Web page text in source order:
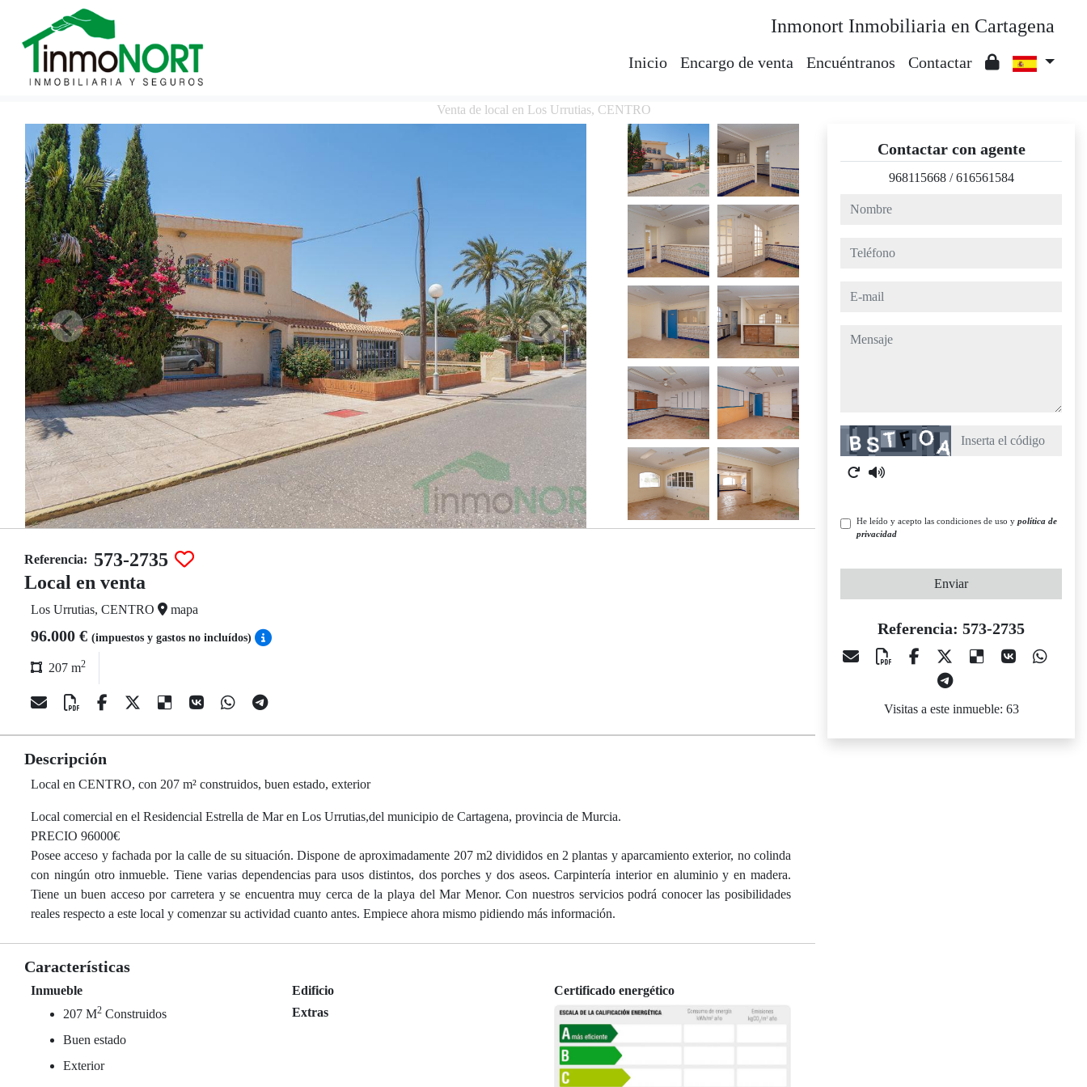
Inmonort Inmobiliaria en Cartagena
Inicio Encargo de venta Encuéntranos Contactar
Venta de local en Los Urrutias, CENTRO
Referencia: 573-2735
Local en venta
Los Urrutias, CENTRO mapa
96.000 € (impuestos y gastos no incluídos)
207 m2
Descripción
Local en CENTRO, con 207 m² construidos, buen estado, exterior
Local comercial en el Residencial Estrella de Mar en Los Urrutias,del municipio de Cartagena, provincia de Murcia.
PRECIO 96000€
Posee acceso y fachada por la calle de su situación. Dispone de aproximadamente 207 m2 divididos en 2 plantas y aparcamiento exterior, no colinda
con ningún otro inmueble. Tiene varias dependencias para usos distintos, dos porches y dos aseos. Carpintería interior en aluminio y en madera.
Tiene un buen acceso por carretera y se encuentra muy cerca de la playa del Mar Menor. Con nuestros servicios podrá conocer las posibilidades
reales respecto a este local y comenzar su actividad cuanto antes. Empiece ahora mismo pidiendo más información.
Características
Inmueble
207 M2 Construidos
Buen estado
Exterior
Edificio
Extras
Certificado energético
Contactar con agente
968115668 /616561584
nombre
teléfono
e-mail
mensaje
Captcha
He leído y acepto las condiciones de uso y política de
privacidad
Enviar
Referencia: 573-2735
Visitas a este inmueble: 63